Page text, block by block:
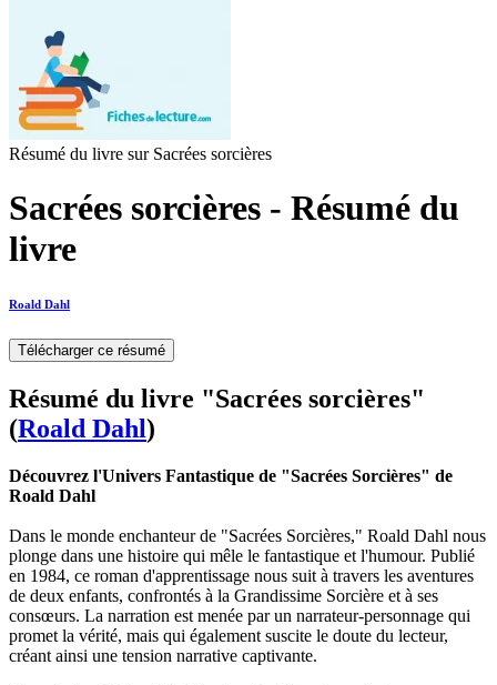
Résumé du livre sur Sacrées sorcières
Sacrées sorcières - Résumé du
livre
Roald Dahl
Télécharger ce résumé
Résumé du livre "Sacrées sorcières"
(Roald Dahl)
Découvrez l'Univers Fantastique de "Sacrées Sorcières" de
Roald Dahl
Dans le monde enchanteur de "Sacrées Sorcières," Roald Dahl nous
plonge dans une histoire qui mêle le fantastique et l'humour. Publié
en 1984, ce roman d'apprentissage nous suit à travers les aventures
de deux enfants, confrontés à la Grandissime Sorcière et à ses
consœurs. La narration est menée par un narrateur-personnage qui
promet la vérité, mais qui également suscite le doute du lecteur,
créant ainsi une tension narrative captivante.